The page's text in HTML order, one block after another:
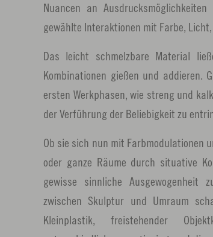
Nuancen an
gewählte Interaktionen mit Farbe,
Das leicht schmelzbare Material
Kombinationen gießen und addieren.
ersten Werkphasen, wie streng und
der Verführung der Beliebigkeit zu
Ob sie sich nun mit Farbmodulationen
oder ganze Räume durch situative
gewisse sinnliche Ausgewogenheit
zwischen Skulptur und Umraum
Kleinplastik, freistehender